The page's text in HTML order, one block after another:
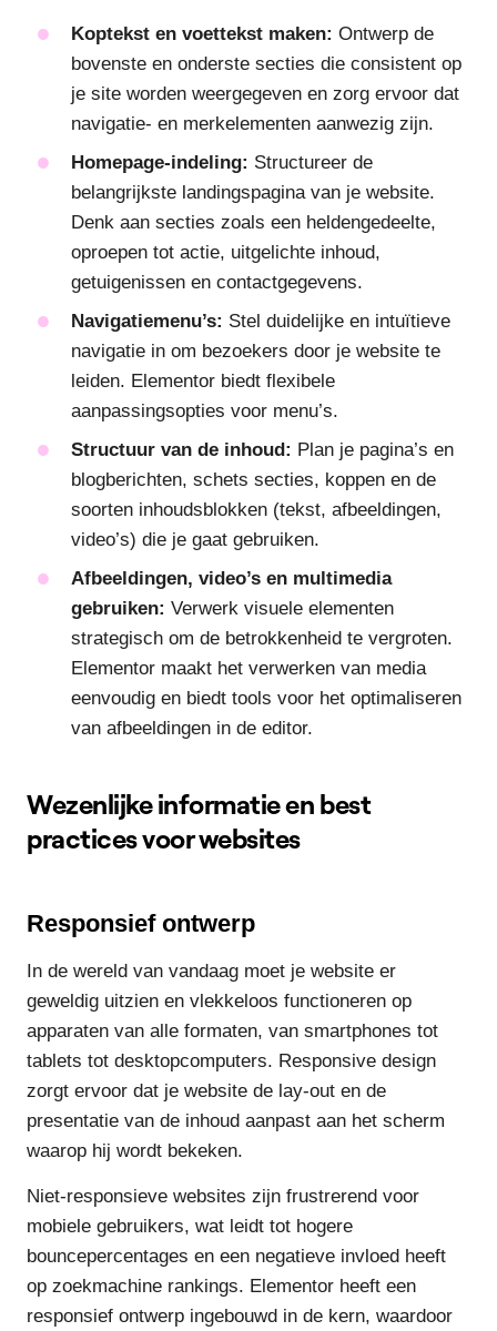
Koptekst en voettekst maken: Ontwerp de
bovenste en onderste secties die consistent op
je site worden weergegeven en zorg ervoor dat
navigatie- en merkelementen aanwezig zijn.
Homepage-indeling: Structureer de
belangrijkste landingspagina van je website.
Denk aan secties zoals een heldengedeelte,
oproepen tot actie, uitgelichte inhoud,
getuigenissen en contactgegevens.
Navigatiemenu’s: Stel duidelijke en intuïtieve
navigatie in om bezoekers door je website te
leiden. Elementor biedt flexibele
aanpassingsopties voor menu’s.
Structuur van de inhoud: Plan je pagina’s en
blogberichten, schets secties, koppen en de
soorten inhoudsblokken (tekst, afbeeldingen,
video’s) die je gaat gebruiken.
Afbeeldingen, video’s en multimedia
gebruiken: Verwerk visuele elementen
strategisch om de betrokkenheid te vergroten.
Elementor maakt het verwerken van media
eenvoudig en biedt tools voor het optimaliseren
van afbeeldingen in de editor.
Wezenlijke informatie en best
practices voor websites
Responsief ontwerp
In de wereld van vandaag moet je website er
geweldig uitzien en vlekkeloos functioneren op
apparaten van alle formaten, van smartphones tot
tablets tot desktopcomputers. Responsive design
zorgt ervoor dat je website de lay-out en de
presentatie van de inhoud aanpast aan het scherm
waarop hij wordt bekeken.
Niet-responsieve websites zijn frustrerend voor
mobiele gebruikers, wat leidt tot hogere
bouncepercentages en een negatieve invloed heeft
op zoekmachine rankings. Elementor heeft een
responsief ontwerp ingebouwd in de kern, waardoor